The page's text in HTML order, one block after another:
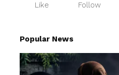
Like Follow
Popular News